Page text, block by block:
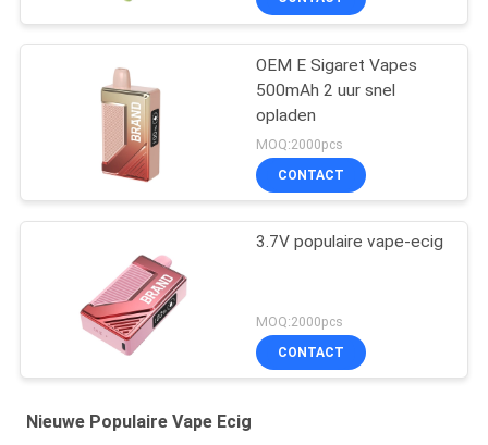
OEM E Sigaret Vapes
500mAh 2 uur snel
opladen
MOQ:2000pcs
CONTACT
3.7V populaire vape-ecig
MOQ:2000pcs
CONTACT
Nieuwe Populaire Vape Ecig